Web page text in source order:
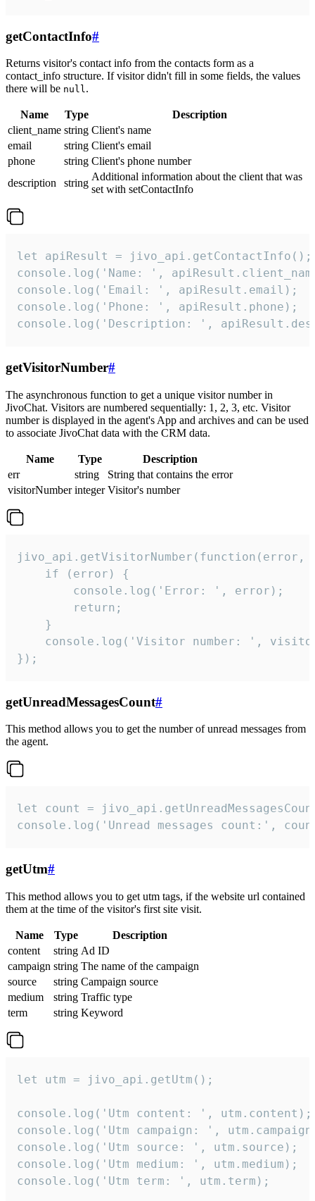
getContactInfo#
Returns visitor's contact info from the contacts form as a
contact_info structure. If visitor didn't fill in some fields, the values
there will be null.
Name Type
Description
client_name string Client's name
email
string Client's email
phone
string Client's phone number
description
string
Additional information about the client that was
set with setContactInfo
let apiResult = jivo_api.getContactInfo();
console.log('Name: ',
console.log('Email: ', apiResult.email);
console.log('Phone: ', apiResult.phone);
console.log('Description: ',
getVisitorNumber#
The asynchronous function to get a unique visitor number in
JivoChat. Visitors are numbered sequentially: 1, 2, 3, etc. Visitor
number is displayed in the agent's App and archives and can be used
to associate JivoChat data with the CRM data.
Name Type
Description
err
string
String that contains the error
visitorNumber integer Visitor's number
jivo_api.getVisitorNumber(function(error,
    if (error) {
        console.log('Error: ', error);
        return;
    }
console.log('Visitor number: ',
});
getUnreadMessagesCount#
This method allows you to get the number of unread messages from
the agent.
let count =
console.log('Unread messages count:',
getUtm#
This method allows you to get utm tags, if the website url contained
them at the time of the visitor's first site visit.
Name Type
Description
content
string Ad ID
campaign string The name of the campaign
source
string Campaign source
medium
string Traffic type
term
string Keyword
let utm = jivo_api.getUtm();
console.log('Utm content: ', utm.content);
console.log('Utm campaign: ',
console.log('Utm source: ', utm.source);
console.log('Utm medium: ', utm.medium);
console.log('Utm term: ', utm.term);